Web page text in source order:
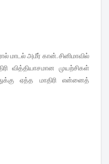
மாடல் அமீர் கான். சினிமாவில்
வித்தியாசமான முயற்சிகள்
ஏத்த மாதிரி என்னைத்